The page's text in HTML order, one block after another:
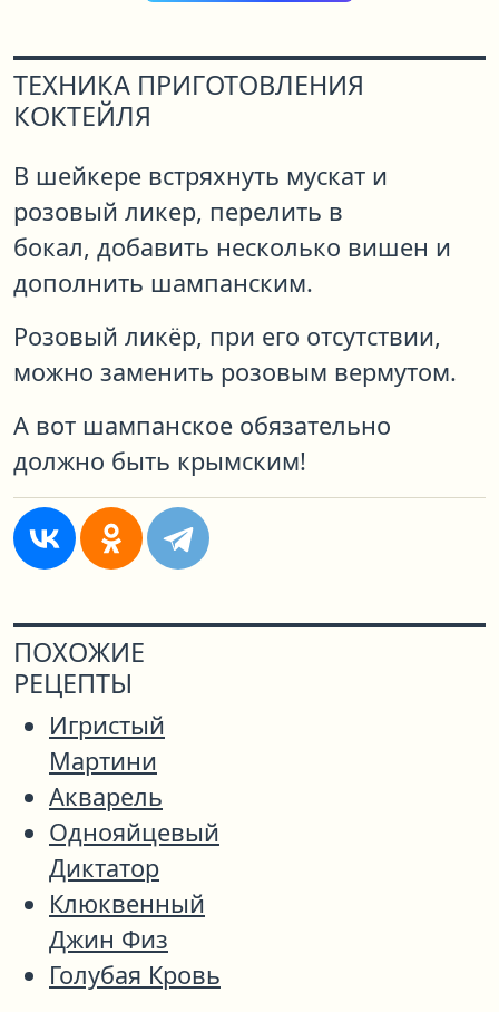
ТЕХНИКА ПРИГОТОВЛЕНИЯ
КОКТЕЙЛЯ
В шейкере встряхнуть мускат и
розовый ликер, перелить в
бокал, добавить несколько вишен и
дополнить шампанским.
Розовый ликёр, при его отсутствии,
можно заменить розовым вермутом.
А вот шампанское обязательно
должно быть крымским!
ПОХОЖИЕ
РЕЦЕПТЫ
Игристый
Мартини
Акварель
Однояйцевый
Диктатор
Клюквенный
Джин Физ
Голубая Кровь